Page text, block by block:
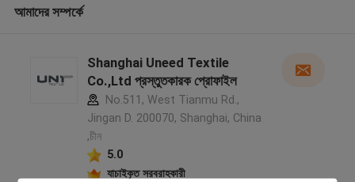
আমাদের সম্পর্কে
Shanghai Uneed Textile
Co.,Ltd প্রস্তুতকারক প্রোফাইল
No.511, West Tianmu Rd.,
Jingan D. 200070, Shanghai, China
,চীন
5.0
যাচাইকৃত সরবরাহকারী